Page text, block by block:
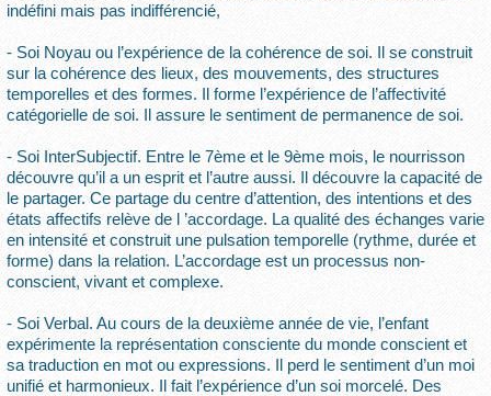
indéfini mais pas indifférencié,
- Soi Noyau ou l’expérience de la cohérence de soi. Il se construit
sur la cohérence des lieux, des mouvements, des structures
temporelles et des formes. Il forme l’expérience de l’affectivité
catégorielle de soi. Il assure le sentiment de permanence de soi.
- Soi InterSubjectif. Entre le 7ème et le 9ème mois, le nourrisson
découvre qu’il a un esprit et l’autre aussi. Il découvre la capacité de
le partager. Ce partage du centre d’attention, des intentions et des
états affectifs relève de l ’accordage. La qualité des échanges varie
en intensité et construit une pulsation temporelle (rythme, durée et
forme) dans la relation. L’accordage est un processus non-
conscient, vivant et complexe.
- Soi Verbal. Au cours de la deuxième année de vie, l’enfant
expérimente la représentation consciente du monde conscient et
sa traduction en mot ou expressions. Il perd le sentiment d’un moi
unifié et harmonieux. Il fait l’expérience d’un soi morcelé. Des